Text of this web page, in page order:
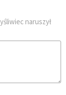
naruszył